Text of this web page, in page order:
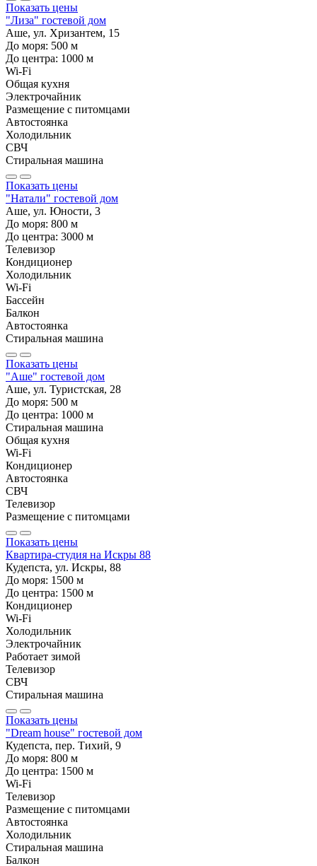
Показать цены
"Лиза" гостевой дом
Аше, ул. Хризантем, 15
До моря: 500 м
До центра: 1000 м
Wi-Fi
Общая кухня
Электрочайник
Размещение с питомцами
Автостоянка
Холодильник
СВЧ
Стиральная машина
Показать цены
"Натали" гостевой дом
Аше, ул. Юности, 3
До моря: 800 м
До центра: 3000 м
Телевизор
Кондиционер
Холодильник
Wi-Fi
Бассейн
Балкон
Автостоянка
Стиральная машина
Показать цены
"Аше" гостевой дом
Аше, ул. Туристская, 28
До моря: 500 м
До центра: 1000 м
Стиральная машина
Общая кухня
Wi-Fi
Кондиционер
Автостоянка
СВЧ
Телевизор
Размещение с питомцами
Показать цены
Квартира-студия на Искры 88
Кудепста, ул. Искры, 88
До моря: 1500 м
До центра: 1500 м
Кондиционер
Wi-Fi
Холодильник
Электрочайник
Работает зимой
Телевизор
СВЧ
Стиральная машина
Показать цены
"Dream house" гостевой дом
Кудепста, пер. Тихий, 9
До моря: 800 м
До центра: 1500 м
Wi-Fi
Телевизор
Размещение с питомцами
Автостоянка
Холодильник
Стиральная машина
Балкон